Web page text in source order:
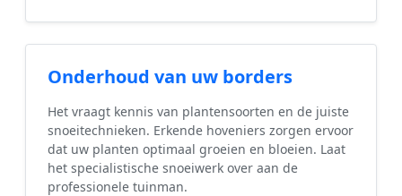
Onderhoud van uw borders
Het vraagt kennis van plantensoorten en de juiste
snoeitechnieken. Erkende hoveniers zorgen ervoor
dat uw planten optimaal groeien en bloeien. Laat
het specialistische snoeiwerk over aan de
professionele tuinman.